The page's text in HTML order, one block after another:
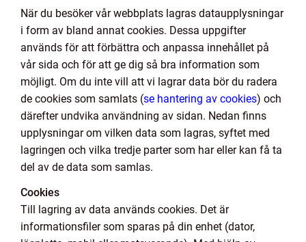
När du besöker vår webbplats lagras dataupplysningar
i form av bland annat cookies. Dessa uppgifter
används för att förbättra och anpassa innehållet på
vår sida och för att ge dig så bra information som
möjligt. Om du inte vill att vi lagrar data bör du radera
de cookies som samlats (se hantering av cookies) och
därefter undvika användning av sidan. Nedan finns
upplysningar om vilken data som lagras, syftet med
lagringen och vilka tredje parter som har eller kan få ta
del av de data som samlas.
Cookies
Till lagring av data används cookies. Det är
informationsfiler som sparas på din enhet (dator,